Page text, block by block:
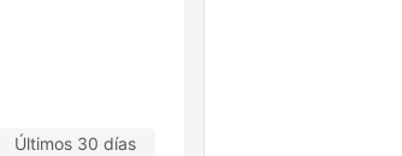
Últimos 30 días